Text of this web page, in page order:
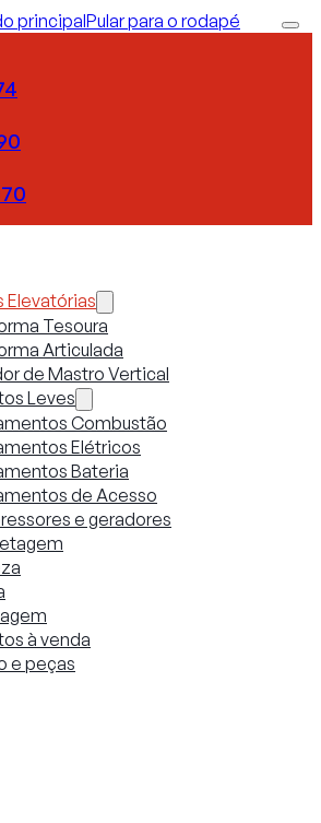
principalPular para o rodapé
Elevatórias
Tesoura
Articulada
de Mastro Vertical
Leves
Combustão
Elétricos
Bateria
de Acesso
e geradores
à venda
e peças